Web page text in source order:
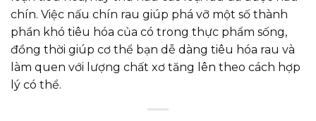
chín. Việc nấu chín rau giúp phá vỡ một số thành
phần khó tiêu hóa của có trong thực phẩm sống,
đồng thời giúp cơ thể bạn dễ dàng tiêu hóa rau và
làm quen với lượng chất xơ tăng lên theo cách hợp
lý có thể.